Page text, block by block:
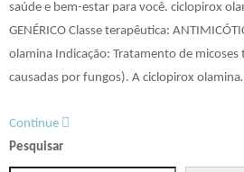
saúde e bem-estar para você. ciclopirox
GENÉRICO Classe terapêutica:
olamina Indicação: Tratamento de micoses
causadas por fungos). A ciclopirox
Continue
Pesquisar